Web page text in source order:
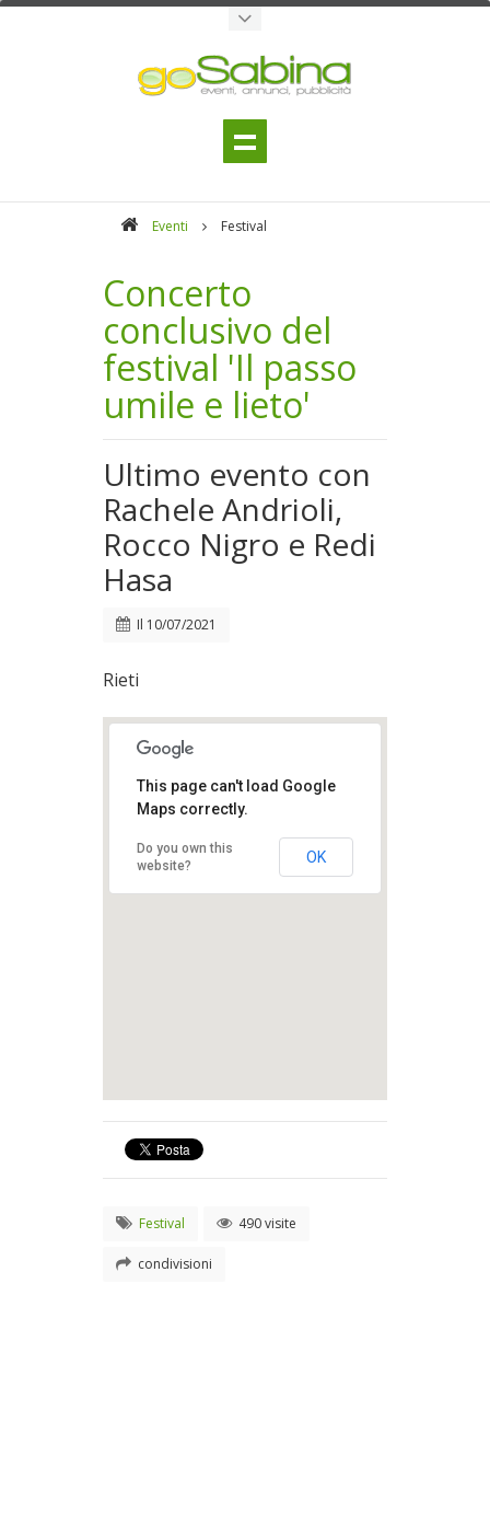
Eventi Festival
Concerto
conclusivo del
festival 'Il passo
umile e lieto'
Ultimo evento con
Rachele Andrioli,
Rocco Nigro e Redi
Hasa
Il 10/07/2021
Rieti
This page can't load Google
Maps correctly.
Do you own this
website?
OK
Festival 490 visite
condivisioni